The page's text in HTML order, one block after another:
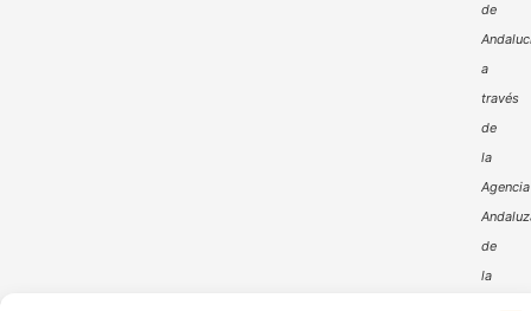
de
a
través
de
la
Agencia
de
la